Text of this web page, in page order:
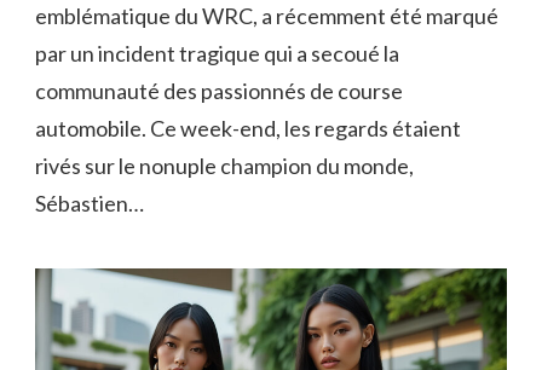
emblématique du WRC, a récemment été marqué
par un incident tragique qui a secoué la
communauté des passionnés de course
automobile. Ce week-end, les regards étaient
rivés sur le nonuple champion du monde,
Sébastien…